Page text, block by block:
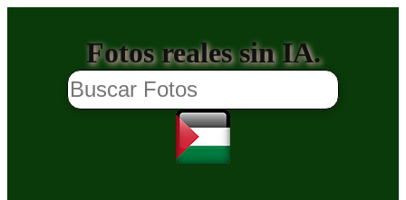
Fotos reales sin IA.